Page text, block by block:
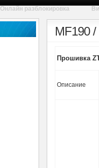
Онлайн разблокировка
MF190
Прошивка
Описание